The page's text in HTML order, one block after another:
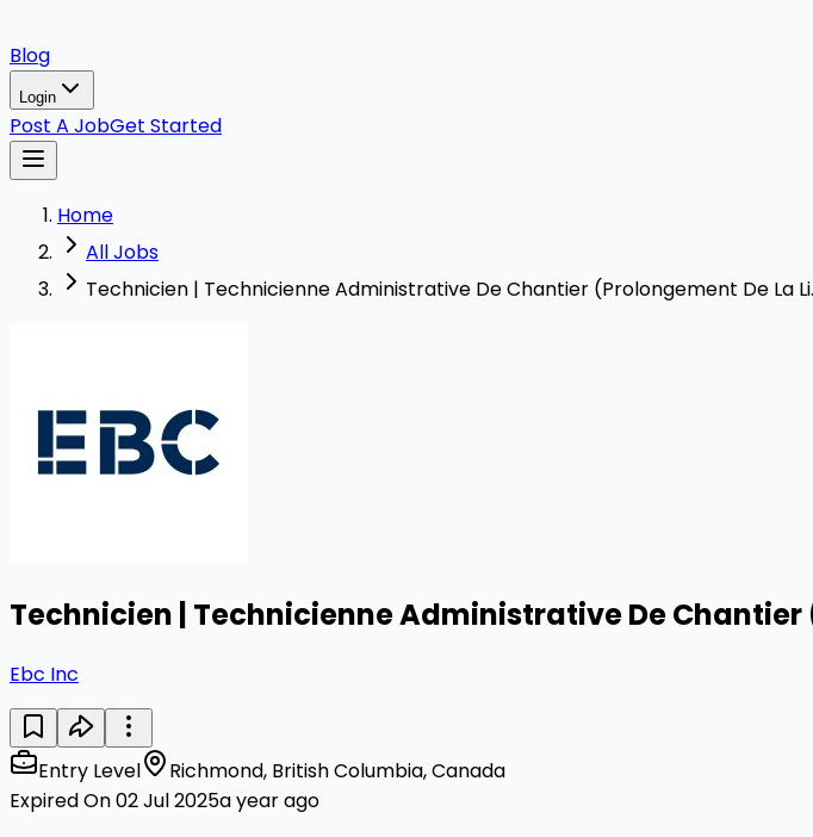
Blog
Login
Post A JobGet Started
Home
All Jobs
Technicien | Technicienne Administrative De Chantier (Prolongement De La
Technicien | Technicienne Administrative De Chantier
Ebc Inc
Entry Level
Richmond, British Columbia, Canada
Expired On 02 Jul 2025a year ago